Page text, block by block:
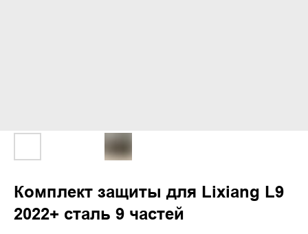
Комплект защиты для Lixiang L9
2022+ сталь 9 частей